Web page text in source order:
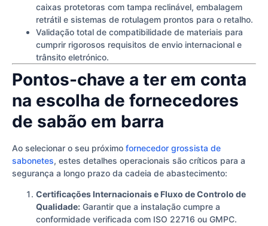
caixas protetoras com tampa reclinável, embalagem
retrátil e sistemas de rotulagem prontos para o retalho.
Validação total de compatibilidade de materiais para
cumprir rigorosos requisitos de envio internacional e
trânsito eletrónico.
Pontos-chave a ter em conta
na escolha de fornecedores
de sabão em barra
Ao selecionar o seu próximo fornecedor grossista de
sabonetes, estes detalhes operacionais são críticos para a
segurança a longo prazo da cadeia de abastecimento:
Certificações Internacionais e Fluxo de Controlo de
Qualidade: Garantir que a instalação cumpre a
conformidade verificada com ISO 22716 ou GMPC.